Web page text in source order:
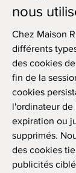
nous
Chez Maison
différents
des cookies
fin de la
cookies
l'ordinateur de
expiration ou
supprimés.
des cookies
publicités